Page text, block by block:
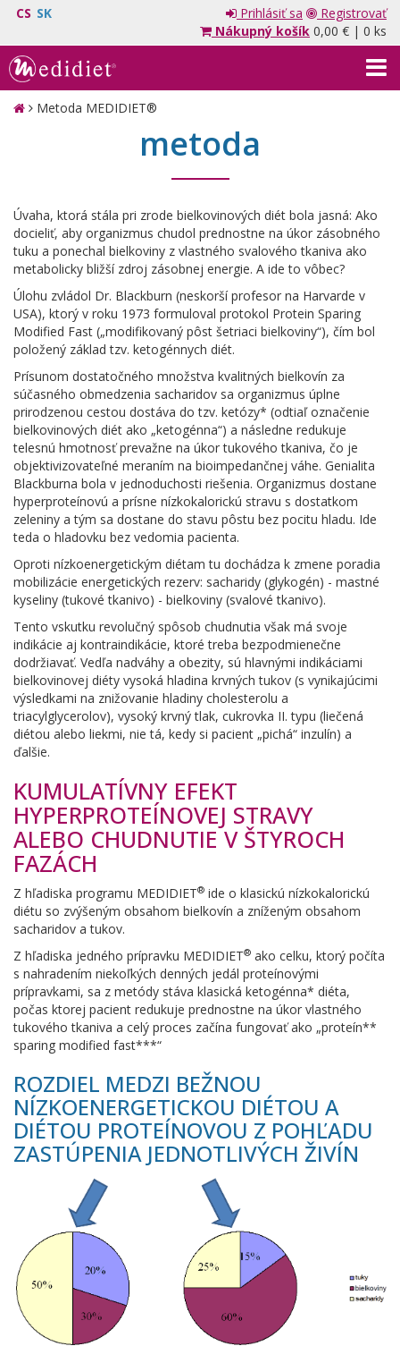
CS SK Prihlásiť sa
Registrovať
Nákupný košík 0,00 €| 0 ks
Metoda MEDIDIET®︎
metoda
Úvaha, ktorá stála pri zrode bielkovinových diét bola jasná: Ako
docieliť, aby organizmus chudol prednostne na úkor zásobného
tuku a ponechal bielkoviny z vlastného svalového tkaniva ako
metabolicky bližší zdroj zásobnej energie. A ide to vôbec?
Úlohu zvládol Dr. Blackburn (neskorší profesor na Harvarde v
USA), ktorý v roku 1973 formuloval protokol Protein Sparing
Modified Fast („modifikovaný pôst šetriaci bielkoviny“), čím bol
položený základ tzv. ketogénnych diét.
Prísunom dostatočného množstva kvalitných bielkovín za
súčasného obmedzenia sacharidov sa organizmus úplne
prirodzenou cestou dostáva do tzv. ketózy* (odtiaľ označenie
bielkovinových diét ako „ketogénna“) a následne redukuje
telesnú hmotnosť prevažne na úkor tukového tkaniva, čo je
objektivizovateľné meraním na bioimpedančnej váhe. Genialita
Blackburna bola v jednoduchosti riešenia. Organizmus dostane
hyperproteínovú a prísne nízkokalorickú stravu s dostatkom
zeleniny a tým sa dostane do stavu pôstu bez pocitu hladu. Ide
teda o hladovku bez vedomia pacienta.
Oproti nízkoenergetickým diétam tu dochádza k zmene poradia
mobilizácie energetických rezerv: sacharidy (glykogén) - mastné
kyseliny (tukové tkanivo) - bielkoviny (svalové tkanivo).
Tento vskutku revolučný spôsob chudnutia však má svoje
indikácie aj kontraindikácie, ktoré treba bezpodmienečne
dodržiavať. Vedľa nadváhy a obezity, sú hlavnými indikáciami
bielkovinovej diéty vysoká hladina krvných tukov (s vynikajúcimi
výsledkami na znižovanie hladiny cholesterolu a
triacylglycerolov), vysoký krvný tlak, cukrovka II. typu (liečená
diétou alebo liekmi, nie tá, kedy si pacient „pichá“ inzulín) a
ďalšie.
KUMULATÍVNY EFEKT
HYPERPROTEÍNOVEJ STRAVY
ALEBO CHUDNUTIE V ŠTYROCH
FAZÁCH
Z hľadiska programu MEDIDIET® ide o klasickú nízkokalorickú
diétu so zvýšeným obsahom bielkovín a zníženým obsahom
sacharidov a tukov.
Z hľadiska jedného prípravku MEDIDIET® ako celku, ktorý počíta
s nahradením niekoľkých denných jedál proteínovými
prípravkami, sa z metódy stáva klasická ketogénna* diéta,
počas ktorej pacient redukuje prednostne na úkor vlastného
tukového tkaniva a celý proces začína fungovať ako „proteín**
sparing modified fast***“
ROZDIEL MEDZI BEŽNOU
NÍZKOENERGETICKOU DIÉTOU A
DIÉTOU PROTEÍNOVOU Z POHĽADU
ZASTÚPENIA JEDNOTLIVÝCH ŽIVÍN